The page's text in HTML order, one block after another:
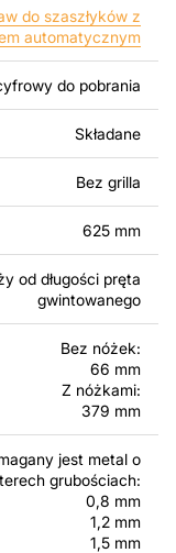
wytrzymały i
grubości
pomocy
wysokiej
zostały
estetyce i
się pracą nad
gotowych
Należy
plików jest
projekt
do szaszłyków z
automatycznym
do pobrania
Składane
Bez grilla
625 mm
od długości pręta
gwintowanego
Bez nóżek:
66 mm
Z nóżkami:
379 mm
jest metal o
grubościach:
0,8 mm
1,2 mm
1,5 mm